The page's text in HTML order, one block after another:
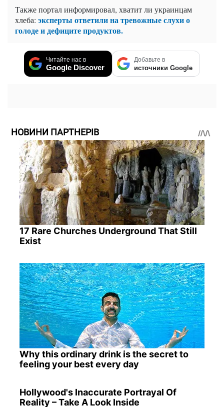
Также портал информировал, хватит ли украинцам
хлеба: эксперты ответили на тревожные слухи о
голоде и дефиците продуктов.
Читайте нас в
Google Discover
Добавьте в
источники Google
НОВИНИ ПАРТНЕРІВ
17 Rare Churches Underground That Still
Exist
Why this ordinary drink is the secret to
feeling your best every day
Hollywood's Inaccurate Portrayal Of
Reality – Take A Look Inside